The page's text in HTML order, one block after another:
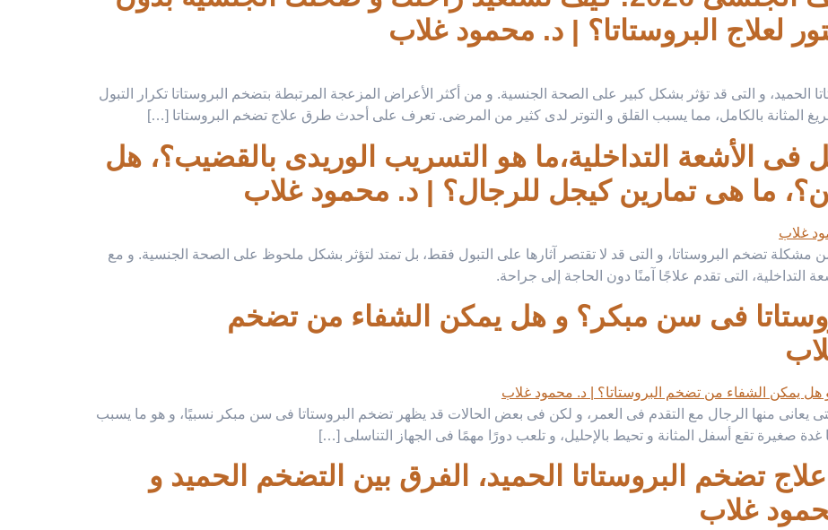
لعلاج البروستاتا؟ | د. محمود غلاب
الحميد، و التى قد تؤثر بشكل كبير على الصحة الجنسية. و من أكثر الأعراض المزعجة المرتبطة بتضخم البروستاتا تكرار التبول
المثانة بالكامل، مما يسبب القلق و التوتر لدى كثير من المرضى. تعرف على أحدث طرق علاج تضخم البروستاتا […]
فى الأشعة التداخلية،ما هو التسريب الوريدى بالقضيب؟، هل
ما هى تمارين كيجل للرجال؟ | د. محمود غلاب
مشكلة تضخم البروستاتا، و التى قد لا تقتصر آثارها على التبول فقط، بل تمتد لتؤثر بشكل ملحوظ على الصحة الجنسية. و مع
التى تقدم علاجًا آمنًا دون الحاجة إلى جراحة.
فى سن مبكر؟ و هل يمكن الشفاء من تضخم
يعانى منها الرجال مع التقدم فى العمر، و لكن فى بعض الحالات قد يظهر تضخم البروستاتا فى سن مبكر نسبيًا، و هو ما يسبب
غدة صغيرة تقع أسفل المثانة و تحيط بالإحليل، و تلعب دورًا مهمًا فى الجهاز التناسلى […]
تضخم البروستاتا الحميد، الفرق بين التضخم الحميد و
غلاب